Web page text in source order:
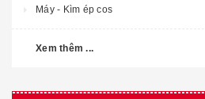
Máy - Kìm ép cos
Xem thêm ...